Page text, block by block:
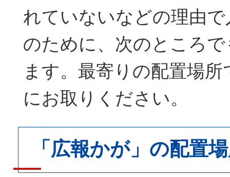
れていないなどの理由
のために、次のところ
ます。最寄りの配置場
にお取りください。
「広報かが」の配置